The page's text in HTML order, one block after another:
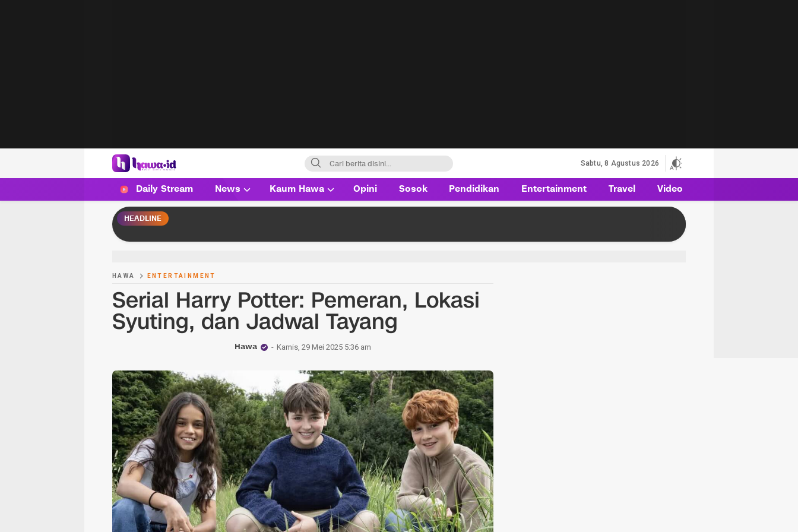
HAWA
Haluan Wanita Indonesia
Sabtu, 8 Agustus 2026
Daily Stream News Kaum Hawa Opini Sosok Pendidikan Entertainment Travel Video
HEADLINE
HAWA ENTERTAINMENT
Serial Harry Potter: Pemeran, Lokasi
Syuting, dan Jadwal Tayang
Hawa Kamis, 29 Mei 2025 5:36 am